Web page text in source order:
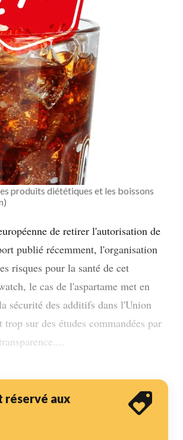
produits diététiques et les boissons
de retirer l'autorisation de
publié récemment, l'organisation
risques pour la santé de cet
le cas de l'aspartame met en
sécurité des additifs dans l'Union
sur des études commandées par
réservé aux